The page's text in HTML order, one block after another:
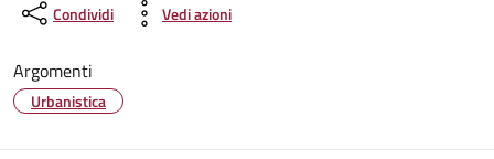
Condividi Vedi azioni
Argomenti
Urbanistica